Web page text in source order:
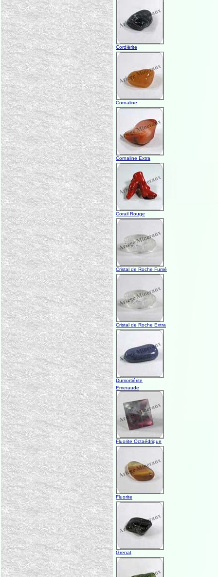
Cordiérite
Cornaline
Cornaline Extra
Corail Rouge
Cristal de Roche Fumé
Cristal de Roche Extra
Dumortiérite
Emeraude
Fluorite Octaédrique
Fluorite
Grenat